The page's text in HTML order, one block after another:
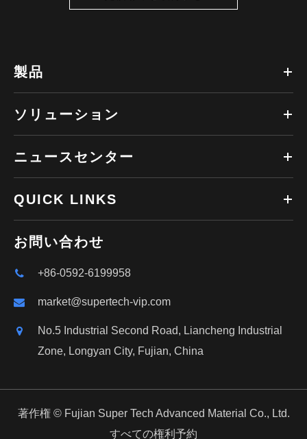
製品
ソリューション
ニュースセンター
QUICK LINKS
お問い合わせ
+86-0592-6199958
market@supertech-vip.com
No.5 Industrial Second Road, Liancheng Industrial
Zone, Longyan City, Fujian, China
著作権 © Fujian Super Tech Advanced Material Co., Ltd.
すべての権利予約